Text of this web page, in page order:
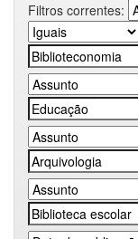
Filtros correntes: